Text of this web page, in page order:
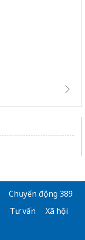
Chuyển động 389
Tư vấn
Xã hội